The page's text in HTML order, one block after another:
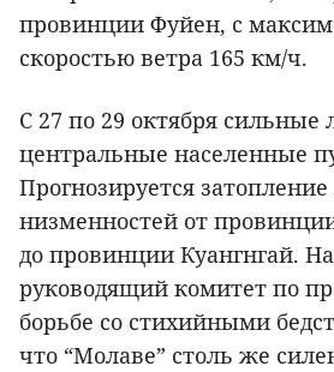
провинции Фуйен, с
скоростью ветра 165 км/ч.
С 27 по 29 октября
центральные населенные
Прогнозируется
низменностей от
до провинции Куангнгай.
руководящий комитет по
борьбе со стихийными
что “Молаве” столь же